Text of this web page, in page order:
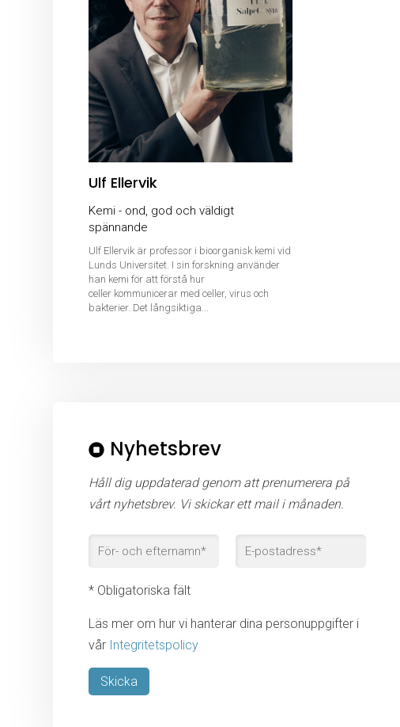
Ulf Ellervik
Kemi - ond, god och väldigt
spännande
Ulf Ellervik är professor i bioorganisk kemi vid
Lunds Universitet. I sin forskning använder
han kemi för att förstå hur
celler kommunicerar med celler, virus och
bakterier. Det långsiktiga...
Nyhetsbrev
Håll dig uppdaterad genom att prenumerera på
vårt nyhetsbrev. Vi skickar ett mail i månaden.
* Obligatoriska fält
Läs mer om hur vi hanterar dina personuppgifter i
vår Integritetspolicy